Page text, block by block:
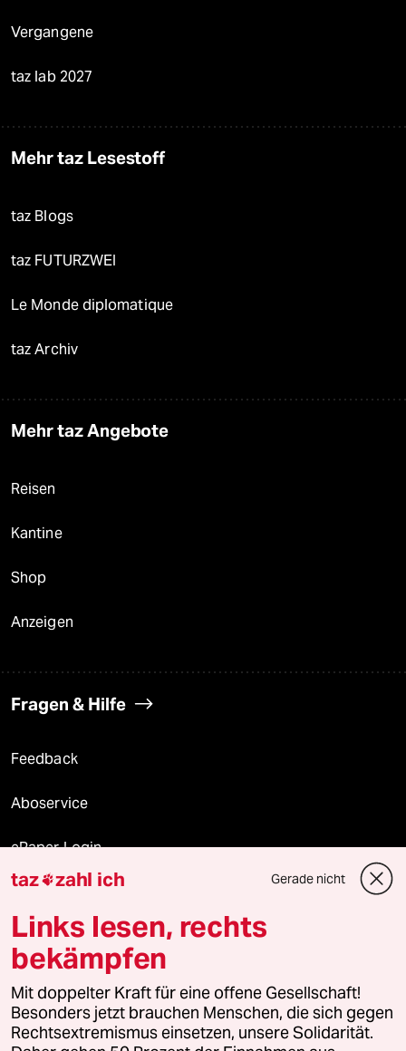
Vergangene
taz lab 2027
Mehr taz Lesestoff
taz Blogs
taz FUTURZWEI
Le Monde diplomatique
taz Archiv
Mehr taz Angebote
Reisen
Kantine
Shop
Anzeigen
Fragen & Hilfe
Feedback
Aboservice
ePaper Login
Downloads für Abonnierende
© 2026 taz Verlags und Vertriebs GmbH
Alle Rechte vorbehalten. Bei rechtlichen Fragen oder für Genehmigungen
wenden Sie sich bitte an
lizenzen@taz.de
taz zahl ich Gerade nicht
Links lesen, rechts
bekämpfen
Mit doppelter Kraft für eine offene Gesellschaft!
Besonders jetzt brauchen Menschen, die sich gegen
Rechtsextremismus einsetzen, unsere Solidarität.